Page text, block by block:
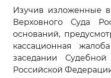
Изучив изложенные
Верховного Суда
оснований,
кассационная
заседании
Российской